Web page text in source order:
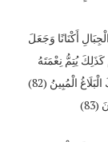
أَكْنَانًا وَجَعَلَ
يُتِمُّ نِعْمَتَهُ
عَلَيْكُمْ لَعَلَّكُمْ تُسْلِمُونَ (81) فَإِنْ تَوَلَّوْا فَإِنَّمَا عَلَيْكَ الْبَلَاغُ الْمُبِينُ (82)